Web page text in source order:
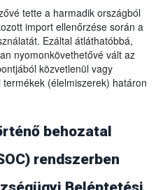
tette a harmadik országból
import ellenőrzése során a
Ezáltal átláthatóbbá,
nyomonkövethetővé vált az
közvetlenül vagy
(élelmiszerek) határon
behozatal
rendszerben